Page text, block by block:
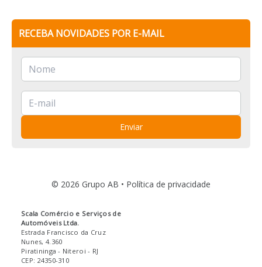
RECEBA NOVIDADES POR E-MAIL
Enviar
© 2026 Grupo AB • Política de privacidade
Scala Comércio e Serviços de
Automóveis Ltda.
Estrada Francisco da Cruz
Nunes, 4.360
Piratininga - Niteroi - RJ
CEP: 24350-310